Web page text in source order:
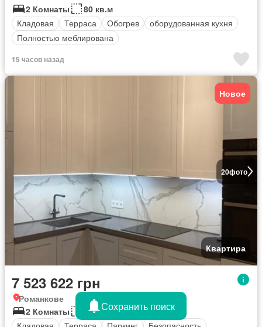
2 Комнаты
80 кв.м
Кладовая
Терраса Обогрев
оборудованная кухня
Полностью меблирована
15 часов назад
20фото
Новое
Квартира
7 523 622 грн
Романкове
2 Комнаты
70 кв.мСохранить поиск